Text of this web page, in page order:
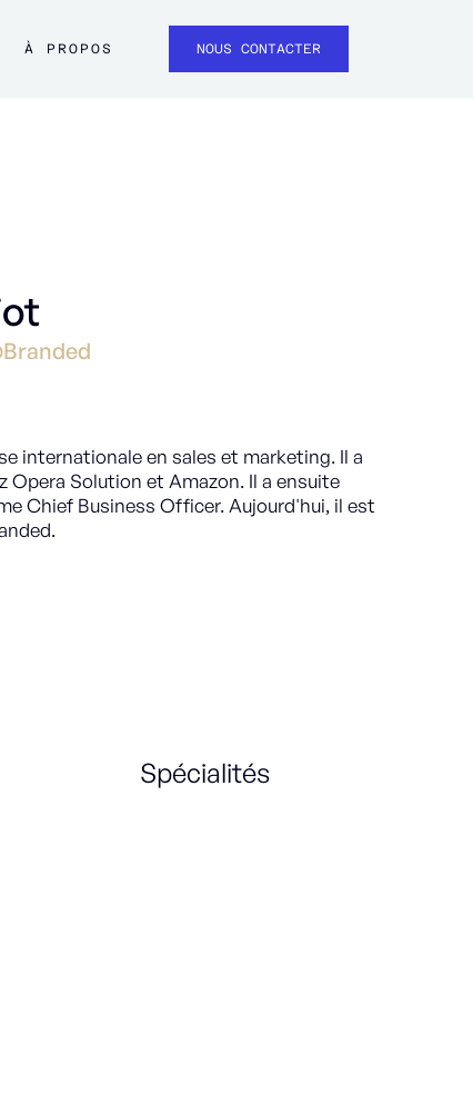
À PROPOS NOUS CONTACTER
internationale en sales et marketing. Il a
Solution et Amazon. Il a ensuite
Chief Business Officer. Aujourd'hui, il est
Spécialités